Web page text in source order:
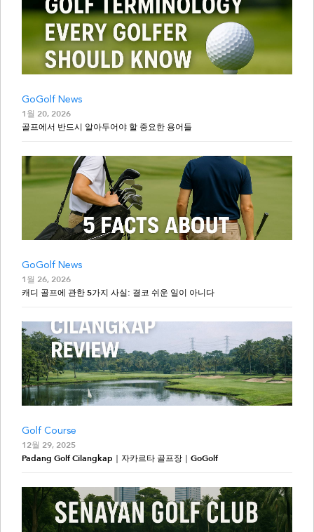
GoGolf News
1월 20, 2026
골프에서 반드시 알아두어야 할 중요한 용어들
GoGolf News
1월 26, 2026
캐디 골프에 관한 5가지 사실: 결코 쉬운 일이 아니다
Golf Course
12월 29, 2025
Padang Golf Cilangkap｜자카르타 골프장｜GoGolf